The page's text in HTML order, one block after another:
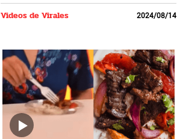
Videos de Virales 2024/08/14